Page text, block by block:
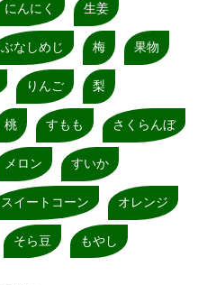
にんにく 生姜
ぶなしめじ 梅 果物
りんご 梨
桃 すもも さくらんぼ
メロン すいか
スイートコーン オレンジ
そら豆 もやし